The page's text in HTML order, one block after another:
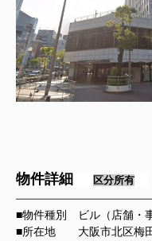
物件詳細 区分所有
■物件種別 ビル（店舗・事
■所在地 大阪市北区梅